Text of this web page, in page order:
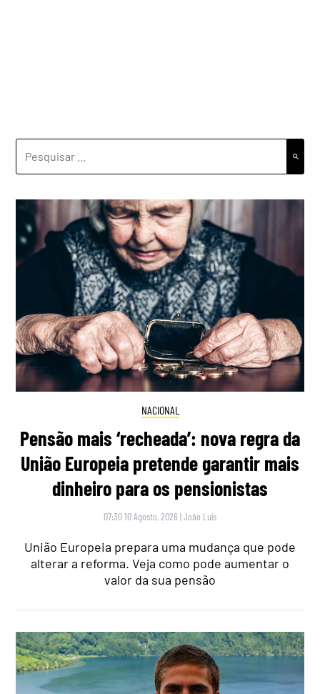
NACIONAL
Pensão mais ‘recheada’: nova regra da
União Europeia pretende garantir mais
dinheiro para os pensionistas
07:30 10 Agosto, 2026 |João Luís
União Europeia prepara uma mudança que pode
alterar a reforma. Veja como pode aumentar o
valor da sua pensão